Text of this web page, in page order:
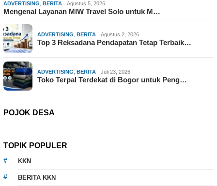
ADVERTISING, BERITA Agustus 5, 2026
Mengenal Layanan MIW Travel Solo untuk M…
ADVERTISING, BERITA Agustus 2, 2026
Top 3 Reksadana Pendapatan Tetap Terbaik…
ADVERTISING, BERITA Juli 23, 2026
Toko Terpal Terdekat di Bogor untuk Peng…
POJOK DESA
TOPIK POPULER
KKN
BERITA KKN